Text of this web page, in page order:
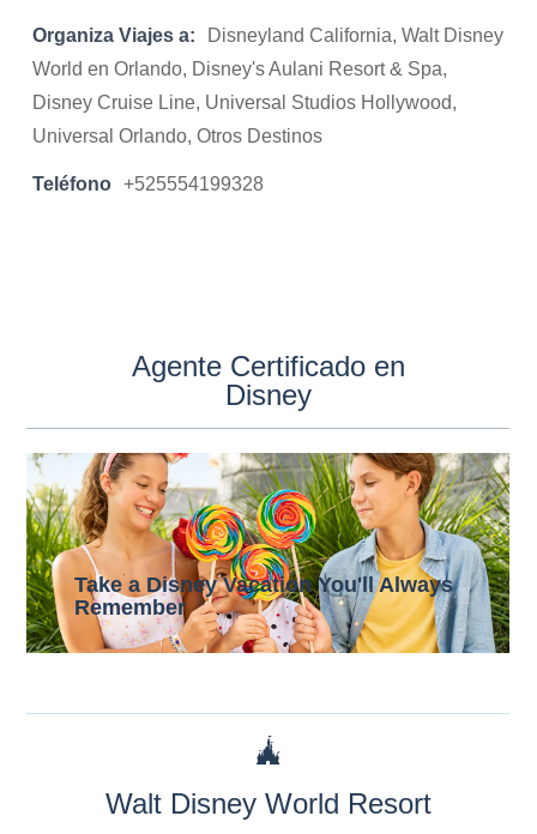
Organiza Viajes a:
Disneyland California, Walt Disney
World en Orlando, Disney's Aulani Resort & Spa,
Disney Cruise Line, Universal Studios Hollywood,
Universal Orlando, Otros Destinos
Teléfono +525554199328